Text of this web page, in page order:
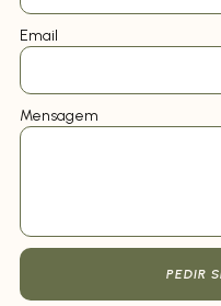
Email
Mensagem
PEDIR